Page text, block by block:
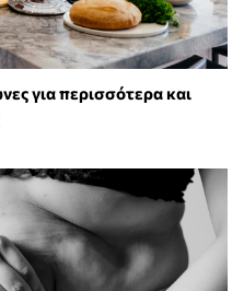
για περισσότερα και